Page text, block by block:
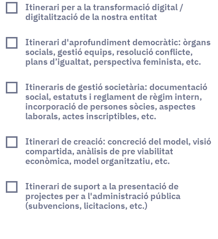
Itinerari per a la transformació digital /
digitalització de la nostra entitat
Itinerari d'aprofundiment democràtic: òrgans
socials, gestió equips, resolució conflicte,
plans d’igualtat, perspectiva feminista, etc.
Itineraris de gestió societària: documentació
social, estatuts i reglament de règim intern,
incorporació de persones sòcies, aspectes
laborals, actes inscriptibles, etc.
Itinerari de creació: concreció del model, visió
compartida, anàlisis de pre viabilitat
econòmica, model organitzatiu, etc.
Itinerari de suport a la presentació de
projectes per a l'administració pública
(subvencions, licitacions, etc.)